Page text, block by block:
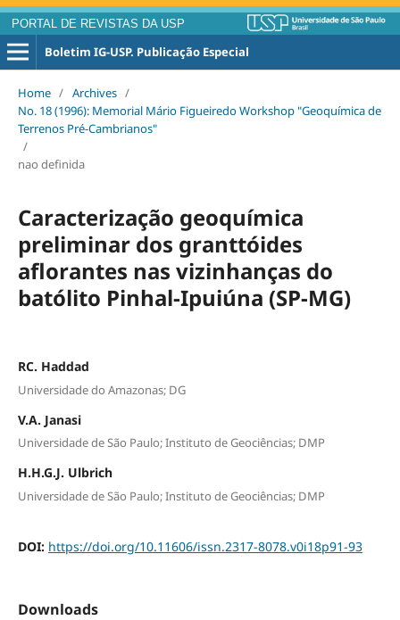
PORTAL DE REVISTAS DA USP
Boletim IG-USP. Publicação Especial
Home / Archives /
No. 18 (1996): Memorial Mário Figueiredo Workshop "Geoquímica de
Terrenos Pré-Cambrianos"
/
nao definida
Caracterização geoquímica
preliminar dos granttóides
aflorantes nas vizinhanças do
batólito Pinhal-Ipuiúna (SP-MG)
RC. Haddad
Universidade do Amazonas; DG
V.A. Janasi
Universidade de São Paulo; Instituto de Geociências; DMP
H.H.G.J. Ulbrich
Universidade de São Paulo; Instituto de Geociências; DMP
DOI: https://doi.org/10.11606/issn.2317-8078.v0i18p91-93
Downloads